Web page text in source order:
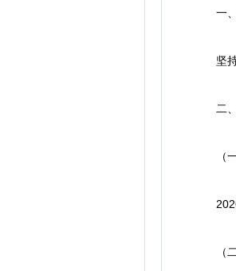
一、
坚持
二、
（一
2026
（二